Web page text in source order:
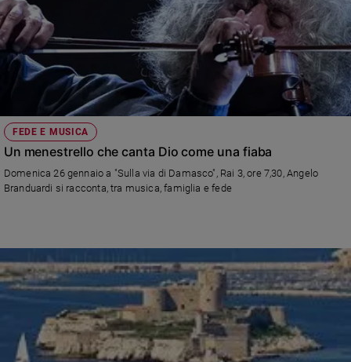
FEDE E MUSICA
Un menestrello che canta Dio come una fiaba
Domenica 26 gennaio a "Sulla via di Damasco", Rai 3, ore 7,30, Angelo
Branduardi si racconta, tra musica, famiglia e fede